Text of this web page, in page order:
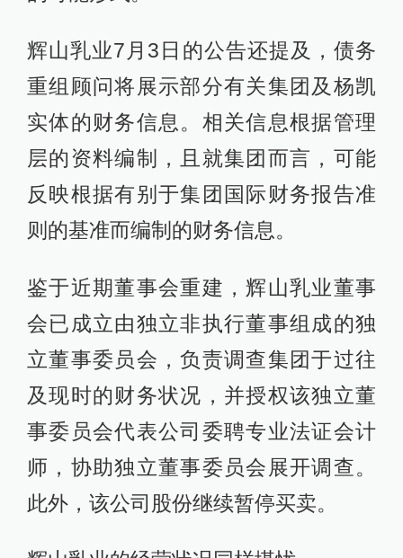
辉山乳业7月3日的公告还提及，债务
重组顾问将展示部分有关集团及杨凯
实体的财务信息。相关信息根据管理
层的资料编制，且就集团而言，可能
反映根据有别于集团国际财务报告准
则的基准而编制的财务信息。
鉴于近期董事会重建，辉山乳业董事
会已成立由独立非执行董事组成的独
立董事委员会，负责调查集团于过往
及现时的财务状况，并授权该独立董
事委员会代表公司委聘专业法证会计
师，协助独立董事委员会展开调查。
此外，该公司股份继续暂停买卖。